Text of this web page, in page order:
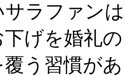
ラファン
げを婚礼
覆う習慣が